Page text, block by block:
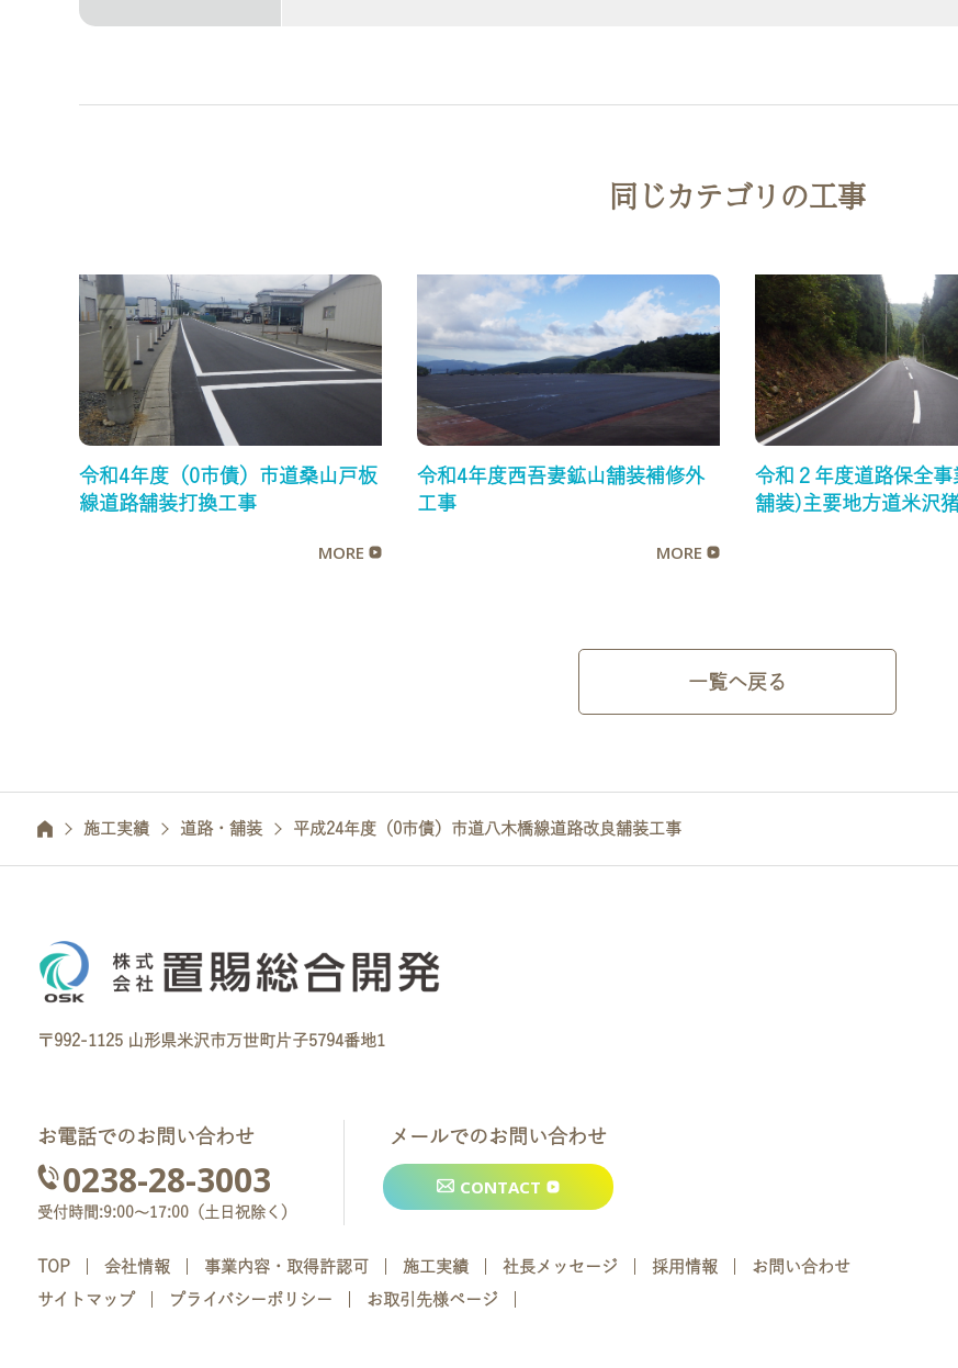
同じカテゴリの工事
令和4年度（0市債）市道桑山戸板
線道路舗装打換工事
MORE
令和4年度西吾妻鉱山舗装補修外
工事
MORE
令和２年度道路保全事
舗装)主要地方道米沢
一覧へ戻る
施工実績 道路・舗装 平成24年度（0市債）市道八木橋線道路改良舗装工事
〒992-1125 山形県米沢市万世町片子5794番地1
お電話でのお問い合わせ
0238-28-3003
受付時間:9:00～17:00（土日祝除く）
メールでのお問い合わせ
CONTACT
TOP 会社情報 事業内容・取得許認可 施工実績 社長メッセージ 採用情報
お問い合わせ
サイトマップ
プライバシーポリシー お取引先様ページ